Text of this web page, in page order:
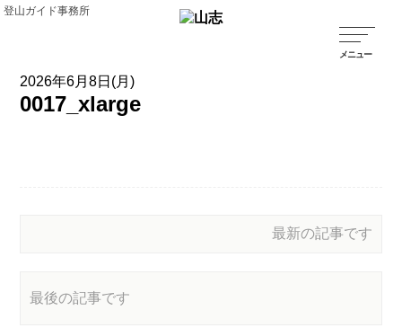
登山ガイド事務所
2026年6月8日(月)
0017_xlarge
最新の記事です
最後の記事です